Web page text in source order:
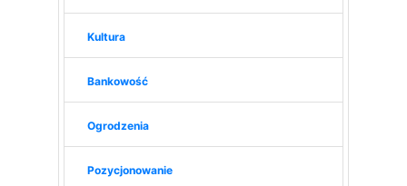
Kultura
Bankowość
Ogrodzenia
Pozycjonowanie